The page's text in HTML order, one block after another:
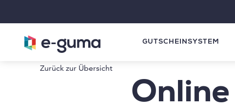
GUTSCHEINSYSTEM
Zurück zur Übersicht